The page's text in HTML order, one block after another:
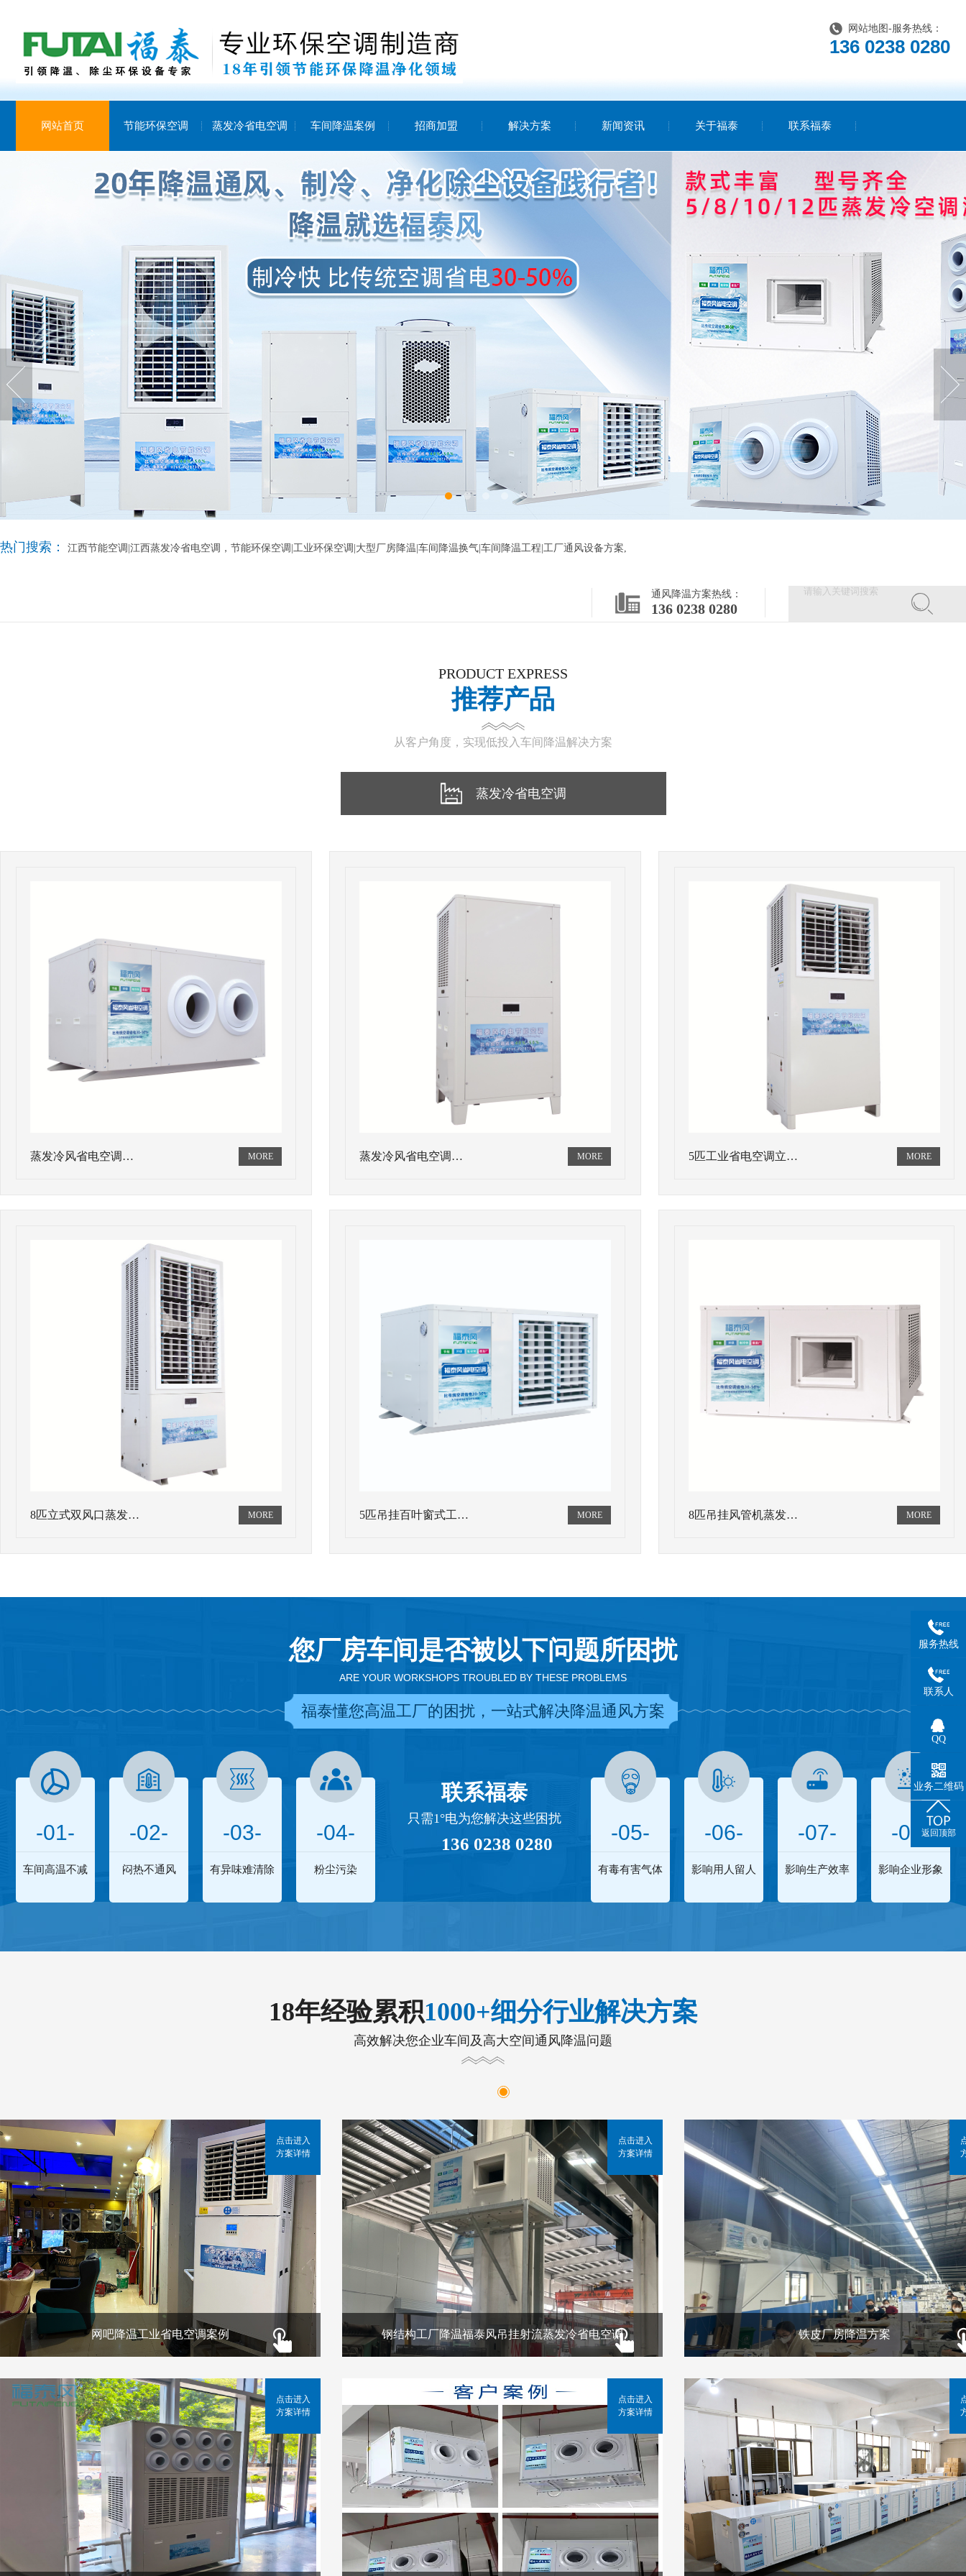
网站地图 -服务热线：
136 0238 0280
网站首页 节能环保空调 蒸发冷省电空调 车间降温案例 招商加盟 解决方案 新闻资讯 关于福泰 联系福泰
热门搜索： 江西节能空调|江西蒸发冷省电空调，节能环保空调|工业环保空调|大型厂房降温|车间降温换气|车间降温工程|工厂通风设备方案,
通风降温方案热线：
136 0238 0280
PRODUCT EXPRESS
推荐产品
从客户角度，实现低投入车间降温解决方案
蒸发冷省电空调
蒸发冷风省电空调… 蒸发冷风省电空调… 5匹工业省电空调立…
8匹立式双风口蒸发… 5匹吊挂百叶窗式工… 8匹吊挂风管机蒸发…
您厂房车间是否被以下问题所困扰
ARE YOUR WORKSHOPS TROUBLED BY THESE PROBLEMS
福泰懂您高温工厂的困扰，一站式解决降温通风方案
-01-
车间高温不减
-02-
闷热不通风
-03-
有异味难清除
-04-
粉尘污染
联系福泰
只需1°电为您解决这些困扰
136 0238 0280 -05-
有毒有害气体
-06-
影响用人留人
-07-
影响生产效率
-08-
影响企业形象
18年经验累积1000+细分行业解决方案
高效解决您企业车间及高大空间通风降温问题
网吧降温工业省电空调案例
点击进入
方案详情
钢结构工厂降温福泰风吊挂射流蒸发冷省电空调
点击进入
方案详情
铁皮厂房降温方案
点击进入
方案详情
点击进入
方案详情
服务热线
联系人
QQ
业务二维码
返回顶部